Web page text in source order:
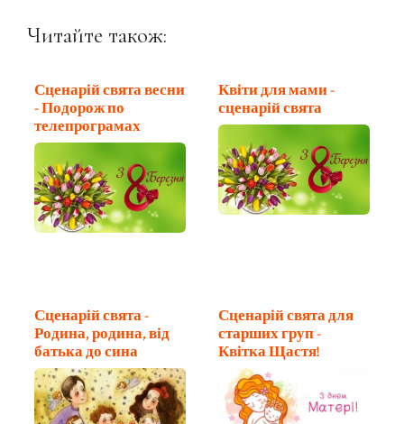
Читайте також:
Сценарій свята весни
- Подорож по
телепрограмах
Квіти для мами -
сценарій свята
Сценарій свята -
Родина, родина, від
батька до сина
Сценарій свята для
старших груп -
Квітка Щастя!